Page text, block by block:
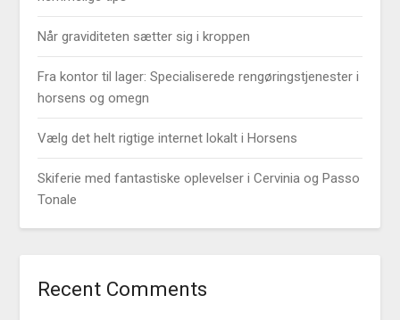
Når graviditeten sætter sig i kroppen
Fra kontor til lager: Specialiserede rengøringstjenester i
horsens og omegn
Vælg det helt rigtige internet lokalt i Horsens
Skiferie med fantastiske oplevelser i Cervinia og Passo
Tonale
Recent Comments